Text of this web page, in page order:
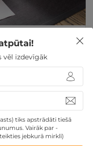
GRIBU
VASARĀ
Atpūta
Atpūta
vēl izdevīgāk
tiks apstrādāti tiešā
Vairāk par -
jebkurā mirklī)